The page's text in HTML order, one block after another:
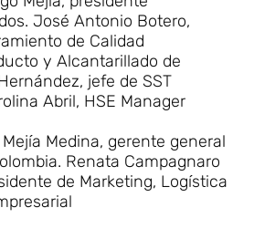
José Antonio Botero,
de Calidad
y Alcantarillado de
jefe de SST
Abril, HSE Manager
Medina, gerente general
Renata Campagnaro
de Marketing, Logística